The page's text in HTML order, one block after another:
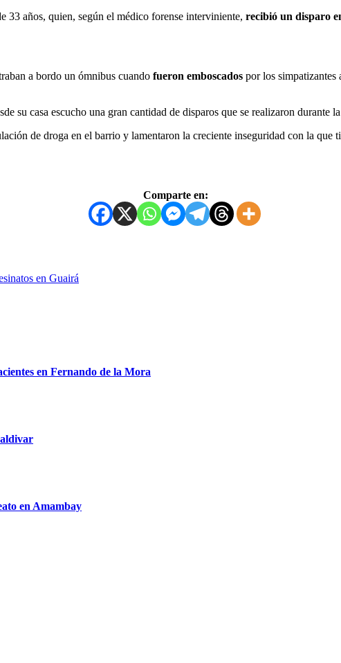
33 años, quien, según el médico forense interviniente, recibió un disparo
a bordo un ómnibus cuando fueron emboscados por los simpatizantes
su casa escucho una gran cantidad de disparos que se realizaron durante
de droga en el barrio y lamentaron la creciente inseguridad con la que
Comparte en:
en Guairá
en Fernando de la Mora
en Amambay